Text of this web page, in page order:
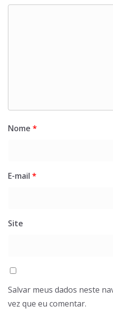
Nome *
E-mail *
Site
Salvar meus dados neste
vez que eu comentar.